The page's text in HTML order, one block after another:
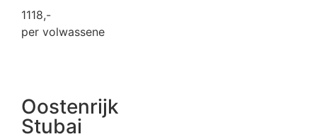
1118,-
per volwassene
Oostenrijk
Stubai